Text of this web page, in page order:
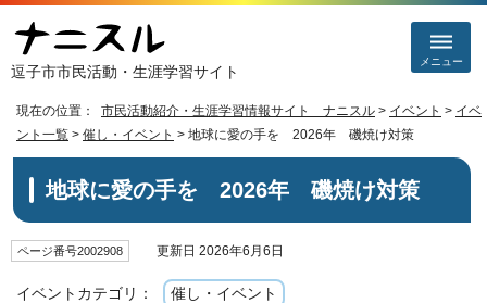
逗子市市民活動・生涯学習サイト
メニュー
現在の位置： 市民活動紹介・生涯学習情報サイト ナニスル > イベント > イベ
ント一覧 > 催し・イベント > 地球に愛の手を 2026年 磯焼け対策
地球に愛の手を 2026年 磯焼け対策
ページ番号2002908 更新日 2026年6月6日
イベントカテゴリ： 催し・イベント